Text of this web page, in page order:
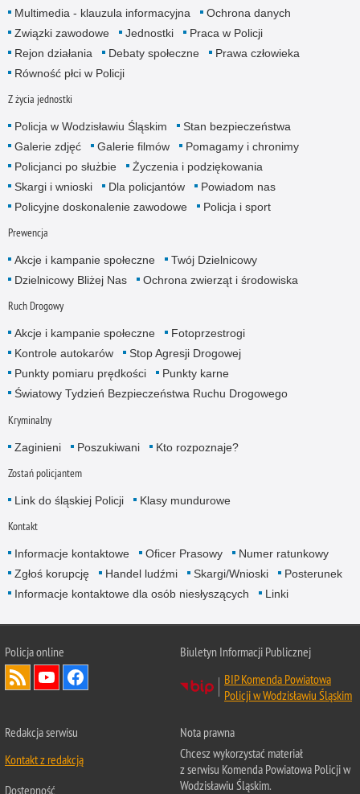
Multimedia - klauzula informacyjna
Ochrona danych
Związki zawodowe
Jednostki
Praca w Policji
Rejon działania
Debaty społeczne
Prawa człowieka
Równość płci w Policji
Z życia jednostki
Policja w Wodzisławiu Śląskim
Stan bezpieczeństwa
Galerie zdjęć
Galerie filmów
Pomagamy i chronimy
Policjanci po służbie
Życzenia i podziękowania
Skargi i wnioski
Dla policjantów
Powiadom nas
Policyjne doskonalenie zawodowe
Policja i sport
Prewencja
Akcje i kampanie społeczne
Twój Dzielnicowy
Dzielnicowy Bliżej Nas
Ochrona zwierząt i środowiska
Ruch Drogowy
Akcje i kampanie społeczne
Fotoprzestrogi
Kontrole autokarów
Stop Agresji Drogowej
Punkty pomiaru prędkości
Punkty karne
Światowy Tydzień Bezpieczeństwa Ruchu Drogowego
Kryminalny
Zaginieni Poszukiwani Kto rozpoznaje?
Zostań policjantem
Link do śląskiej Policji Klasy mundurowe
Kontakt
Informacje kontaktowe Oficer Prasowy
Numer ratunkowy
Zgłoś korupcję
Handel ludźmi Skargi/Wnioski
Posterunek
Informacje kontaktowe dla osób niesłyszących
Linki
Policja online
Biuletyn Informacji Publicznej
BIP Komenda Powiatowa
Policji w Wodzisławiu Śląskim
Redakcja serwisu
Kontakt z redakcją
Dostępność
Nota prawna
Chcesz wykorzystać materiał
z serwisu Komenda Powiatowa Policji w
Wodzisławiu Śląskim.